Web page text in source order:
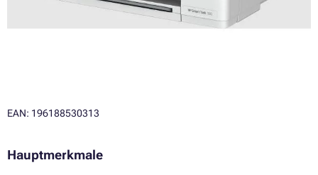
EAN: 196188530313
Hauptmerkmale